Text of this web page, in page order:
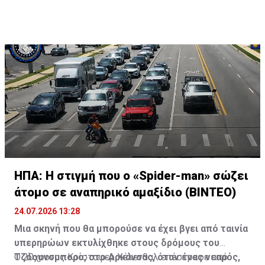
ΗΠΑ: Η στιγμή που ο «Spider-man» σώζει
άτομο σε αναπηρικό αμαξίδιο (ΒΙΝΤΕΟ)
24.07.2026 13:28
Μια σκηνή που θα μπορούσε να έχει βγει από ταινία
υπερηρώων εκτυλίχθηκε στους δρόμους του
Τζόουνσμπορο, στο Αρκάνσας, όταν ένας νεαρός,
Ο 20χρονος Κρίστοφερ Χέλενθαλ επέστρεφε από